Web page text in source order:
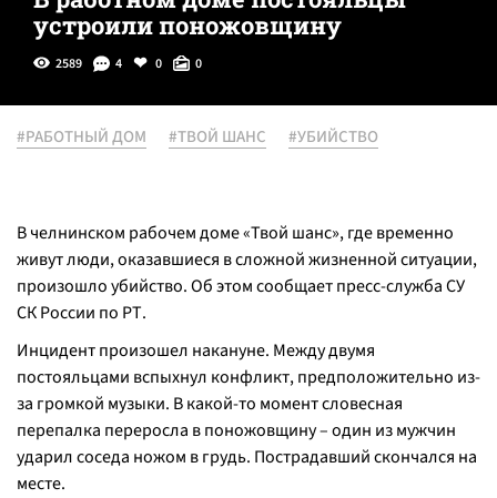
устроили поножовщину
2589 4 0 0
#РАБОТНЫЙ ДОМ #ТВОЙ ШАНС #УБИЙСТВО
В челнинском рабочем доме «Твой шанс», где временно
живут люди, оказавшиеся в сложной жизненной ситуации,
произошло убийство. Об этом сообщает пресс-служба СУ
СК России по РТ.
Инцидент произошел накануне. Между двумя
постояльцами вспыхнул конфликт, предположительно из-
за громкой музыки. В какой-то момент словесная
перепалка переросла в поножовщину – один из мужчин
ударил соседа ножом в грудь. Пострадавший скончался на
месте.